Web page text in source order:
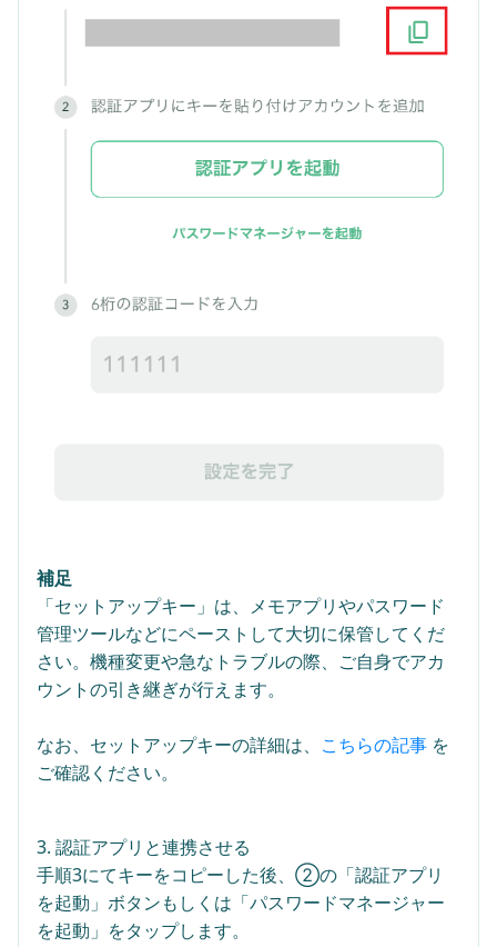
補足
「セットアップキー」は、メモアプリやパスワード
管理ツールなどにペーストして大切に保管してくだ
さい。機種変更や急なトラブルの際、ご自身でアカ
ウントの引き継ぎが行えます。
なお、セットアップキーの詳細は、 こちらの記事 を
ご確認ください。
3. 認証アプリと連携させる
手順3にてキーをコピーした後、②の「認証アプリ
を起動」ボタンもしくは「パスワードマネージャー
を起動」をタップします。